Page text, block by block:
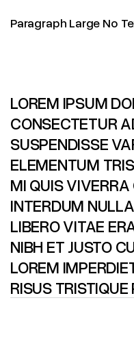
Paragraph Large No
LOREM IPSUM
CONSECTETUR
SUSPENDISSE
ELEMENTUM
MI QUIS VIVERRA
INTERDUM
LIBERO VITAE
NIBH ET JUSTO
LOREM
RISUS TRISTIQUE